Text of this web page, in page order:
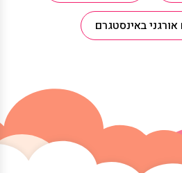
באינסטגרם